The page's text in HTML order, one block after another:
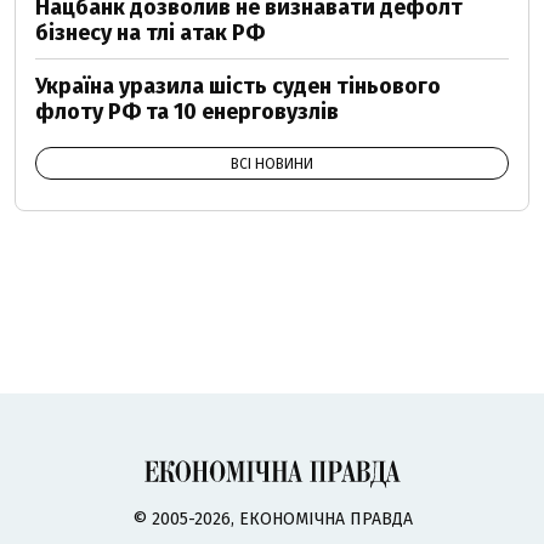
Нацбанк дозволив не визнавати дефолт
бізнесу на тлі атак РФ
Україна уразила шість суден тіньового
флоту РФ та 10 енерговузлів
ВСІ НОВИНИ
© 2005-2026, ЕКОНОМІЧНА ПРАВДА